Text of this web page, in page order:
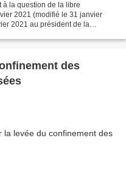
à la question de la libre
2021 (modifié le 31 janvier
2021 au président de la
des